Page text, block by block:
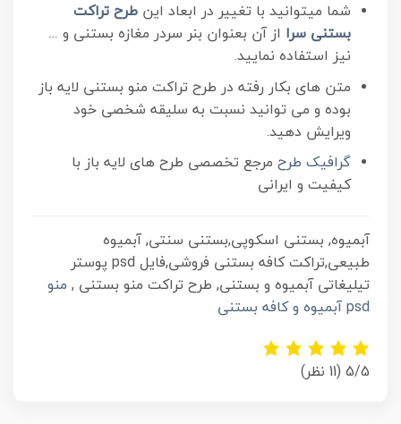
شما میتوانید با تغییر در ابعاد این طرح تراکت
بستنی سرا از آن بعنوان بنر سردر مغازه بستنی و …
نیز استفاده نمایید.
متن های بکار رفته در طرح تراکت منو بستنی لایه باز
بوده و می توانید نسبت به سلیقه شخصی خود
ویرایش دهید.
گرافیک طرحمرجع تخصصی طرح های لایه باز با
کیفیت و ایرانی
آبمیوه, بستنی اسکوپی,بستنی سنتی, آبمیوه
طبیعی,تراکت کافه بستنی فروشی,فایل psd پوستر
تیلیغاتی آبمیوه و بستنی, طرح تراکت منو بستنی , منو
psd آبمیوه و کافه بستنی
5/5 (11 نظر)